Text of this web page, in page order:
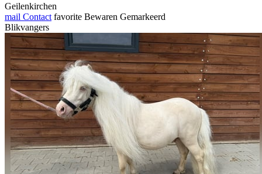
Geilenkirchen
mail Contact favorite Bewaren Gemarkeerd
Blikvangers